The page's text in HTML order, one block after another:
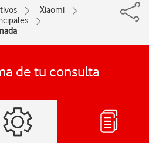
Xiaomi
de tu consulta